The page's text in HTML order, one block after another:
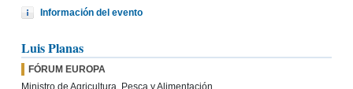
Información del evento
Luis Planas
FÓRUM EUROPA
Ministro de Agricultura, Pesca y Alimentación